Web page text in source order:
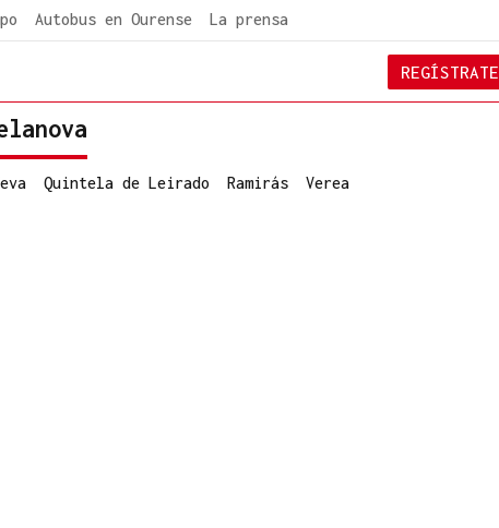
Autobus en Ourense La prensa
REGÍSTRATE
Quintela de Leirado Ramirás Verea